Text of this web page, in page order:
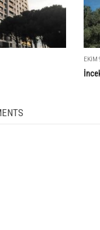
EKIM